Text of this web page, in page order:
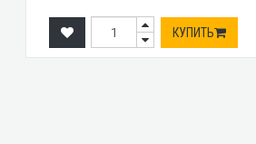
КУПИТЬ